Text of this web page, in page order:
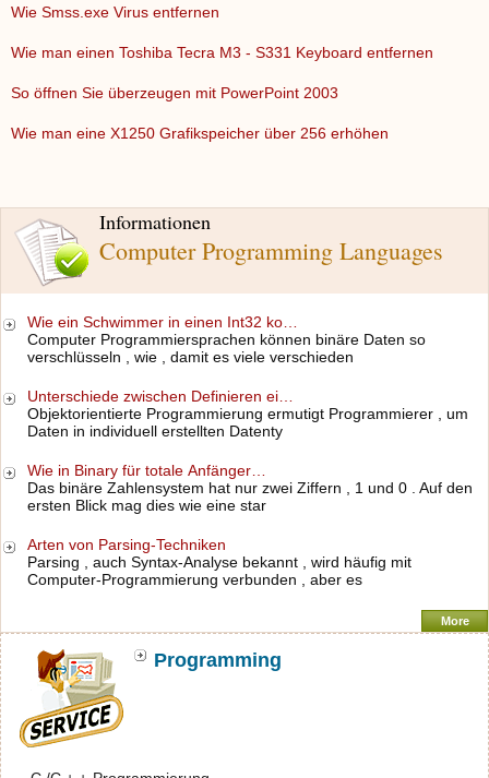
Informationen
Computer Programming Languages
Wie ein Schwimmer in einen Int32 ko…
Computer Programmiersprachen können binäre Daten so
verschlüsseln , wie , damit es viele verschieden
Unterschiede zwischen Definieren ei…
Objektorientierte Programmierung ermutigt Programmierer , um
Daten in individuell erstellten Datenty
Wie in Binary für totale Anfänger…
Das binäre Zahlensystem hat nur zwei Ziffern , 1 und 0 . Auf den
ersten Blick mag dies wie eine star
Arten von Parsing-Techniken
Parsing , auch Syntax-Analyse bekannt , wird häufig mit
Computer-Programmierung verbunden , aber es
More
Programming
Wie Smss.exe Virus entfernen
Wie man einen Toshiba Tecra M3 - S331 Keyboard entfernen
So öffnen Sie überzeugen mit PowerPoint 2003
Wie man eine X1250 Grafikspeicher über 256 erhöhen